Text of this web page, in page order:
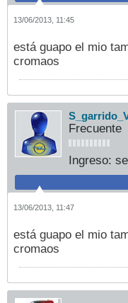
13/06/2013, 11:45
está guapo el mio
cromaos
Frecuente
Ingreso:
13/06/2013, 11:47
está guapo el mio
cromaos